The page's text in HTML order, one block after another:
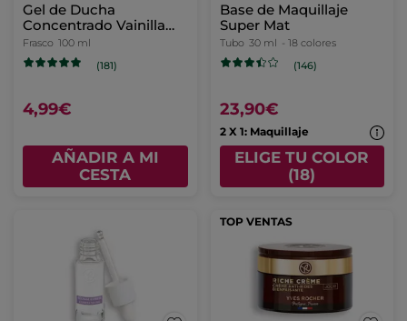
Gel de Ducha
Concentrado Vainilla
Bourbon
Frasco 100 ml
(181)
4,99€
AÑADIR A MI
CESTA
Base de Maquillaje
Super Mat
Tubo 30 ml - 18 colores
(146)
23,90€
2 X 1: Maquillaje
ELIGE TU COLOR
(18)
TOP VENTAS